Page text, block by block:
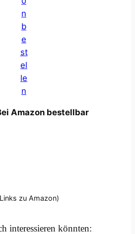
n
b
e
st
el
le
n
Amazon bestellbar
zu Amazon)
interessieren könnten: